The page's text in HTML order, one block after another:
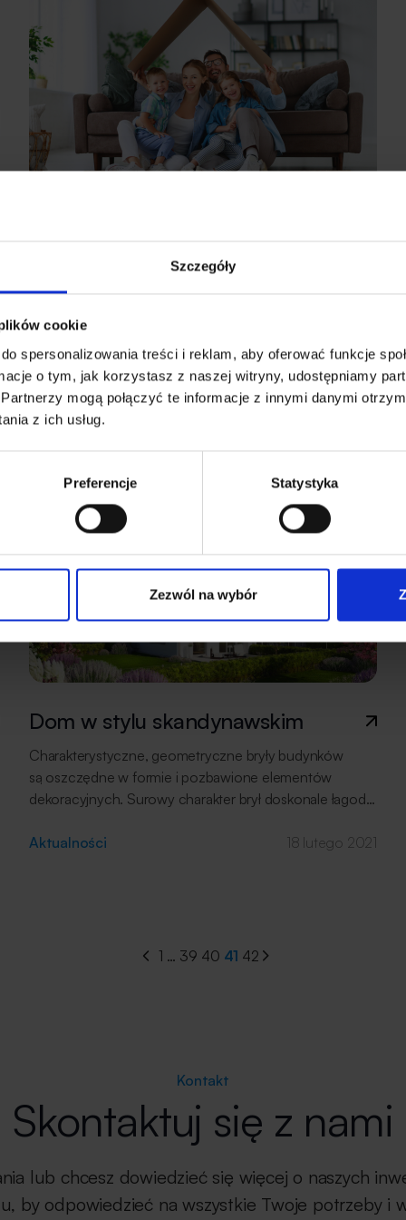
Szczegóły
cookie
spersonalizowania treści i reklam, aby oferować funkcje
o tym, jak korzystasz z naszej witryny, udostępniamy
mogą połączyć te informacje z innymi danymi
z ich usług.
Preferencje Statystyka
Zezwól na wybór
Oferta Novisa vs ceny kawalerek
w Warszawie – sprawdzamy!
Przeglądacie strony internetowe deweloperów,
sprawdzając ceny. Wertujecie ogłoszenia sprzedaży
mieszkań i domów w Warszawie i pobliskich
miejscowościach. W poszukiwaniu nowego domu
odwiedzacie budowy w promieniu wielu kilometrów.
się na życiowy zakup i teraz czekają na obiór kluczy. Już
niebawem będą mogli cieszyć się większym metrażem
i swobodą. […]
Porady 8 kwietnia 2021
Dom w stylu skandynawskim
Charakterystyczne, geometryczne bryły budynków
są oszczędne w formie i pozbawione elementów
dekoracyjnych. Surowy charakter brył doskonale łagodzi
dostępny i powszechnie wykorzystywany
widok położonych bezpośrednio nad morzem, ciasno
Aktualności 18 lutego 2021
1 … 39 40 41 42
Kontakt
Skontaktuj się z nami
lub chcesz dowiedzieć się więcej o naszych
by odpowiedzieć na wszystkie Twoje potrzeby i